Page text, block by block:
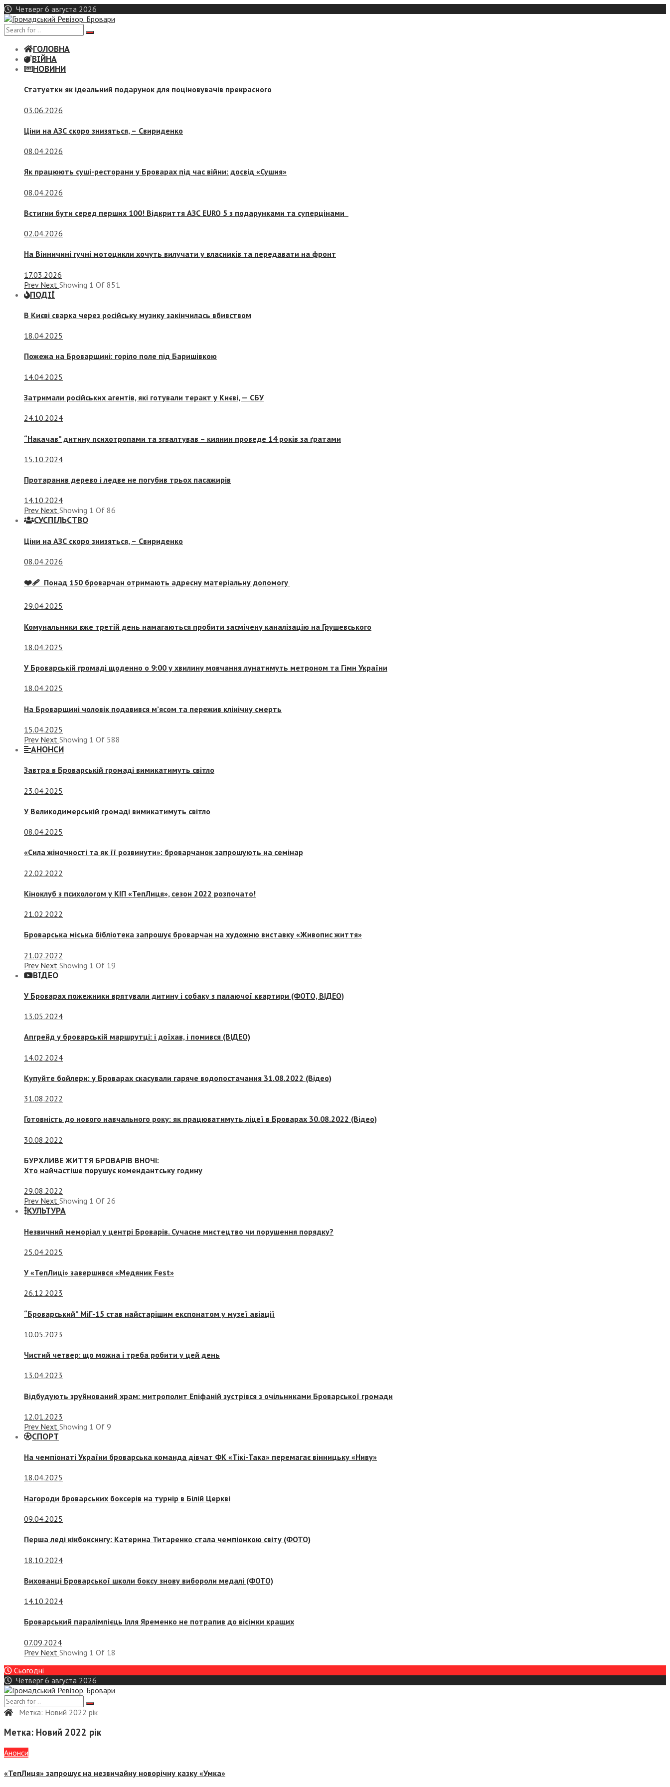
Skip
to
content
Четверг 6 августа 2026
ГОЛОВНА
ВІЙНА
НОВИНИ
Статуетки як ідеальний подарунок для поціновувачів прекрасного
03.06.2026
Ціни на АЗС скоро знизяться, – Свириденко
08.04.2026
Як працюють суші-ресторани у Броварах під час війни: досвід «Сушия»
08.04.2026
Встигни бути серед перших 100! Відкриття АЗС EURO 5 з подарунками та суперцінами
02.04.2026
На Вінничині гучні мотоцикли хочуть вилучати у власників та передавати на фронт
17.03.2026
Prev Next Showing 1 Of 851
ПОДІЇ
В Києві сварка через російську музику закінчилась вбивством
18.04.2025
Пожежа на Броварщині: горіло поле під Баришівкою
14.04.2025
Затримали російських агентів, які готували теракт у Києві, — СБУ
24.10.2024
“Накачав” дитину психотропами та згвалтував – киянин проведе 14 років за ґратами
15.10.2024
Протаранив дерево і ледве не погубив трьох пасажирів
14.10.2024
Prev Next Showing 1 Of 86
СУСПIЛЬСТВО
Ціни на АЗС скоро знизяться, – Свириденко
08.04.2026
❤️‍🩹 Понад 150 броварчан отримають адресну матеріальну допомогу
29.04.2025
Комунальники вже третій день намагаються пробити засмічену каналізацію на Грушевського
18.04.2025
У Броварській громаді щоденно о 9:00 у хвилину мовчання лунатимуть метроном та Гімн України
18.04.2025
На Броварщині чоловік подавився м’ясом та пережив клінічну смерть
15.04.2025
Prev Next Showing 1 Of 588
АНОНСИ
Завтра в Броварській громаді вимикатимуть світло
23.04.2025
У Великодимерській громаді вимикатимуть світло
08.04.2025
«Сила жіночності та як її розвинути»: броварчанок запрошують на семінар
22.02.2022
Кіноклуб з психологом у КІП «ТепЛиця», сезон 2022 розпочато!
21.02.2022
Броварська міська бібліотека запрошує броварчан на художню виставку «Живопис життя»
21.02.2022
Prev Next Showing 1 Of 19
ВІДЕО
У Броварах пожежники врятували дитину і собаку з палаючої квартири (ФОТО, ВІДЕО)
13.05.2024
Апгрейд у броварській маршрутці: і доїхав, і помився (ВІДЕО)
14.02.2024
Купуйте бойлери: у Броварах скасували гаряче водопостачання 31.08.2022 (Відео)
31.08.2022
Готовність до нового навчального року: як працюватимуть ліцеї в Броварах 30.08.2022 (Відео)
30.08.2022
БУРХЛИВЕ ЖИТТЯ БРОВАРІВ ВНОЧІ:
Хто найчастіше порушує комендантську годину
29.08.2022
Prev Next Showing 1 Of 26
КУЛЬТУРА
Незвичний меморіал у центрі Броварів. Сучасне мистецтво чи порушення порядку?
25.04.2025
У «ТепЛиці» завершився «Медяник Fest»
26.12.2023
“Броварський” МіГ-15 став найстарішим експонатом у музеї авіації
10.05.2023
Чистий четвер: що можна і треба робити у цей день
13.04.2023
Відбудують зруйнований храм: митрополит Епіфаній зустрівся з очільниками Броварської громади
12.01.2023
Prev Next Showing 1 Of 9
СПОРТ
На чемпіонаті України броварська команда дівчат ФК «Тікі-Така» перемагає вінницьку «Ниву»
18.04.2025
Нагороди броварських боксерів на турнір в Білій Церкві
09.04.2025
Перша леді кікбоксингу: Катерина Титаренко стала чемпіонкою світу (ФОТО)
18.10.2024
Вихованці Броварської школи боксу знову вибороли медалі (ФОТО)
14.10.2024
Броварський паралімпієць Ілля Яременко не потрапив до вісімки кращих
07.09.2024
Prev Next Showing 1 Of 18
Сьогодні
Четверг 6 августа 2026
Метка: Новий 2022 рік
Метка: Новий 2022 рік
Анонси
«ТепЛиця» запрошує на незвичайну новорічну казку «Умка»